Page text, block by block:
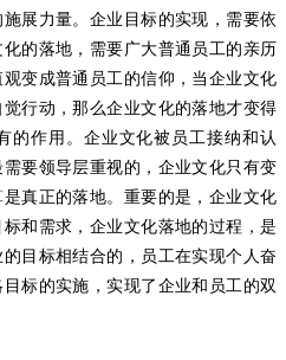
展力量。企业目标的实现，需要依
的落地，需要广大普通员工的亲历
变成普通员工的信仰，当企业文化
行动，那么企业文化的落地才变得
的作用。企业文化被员工接纳和认
要领导层重视的，企业文化只有变
真正的落地。重要的是，企业文化
和需求，企业文化落地的过程，是
目标相结合的，员工在实现个人奋
标的实施，实现了企业和员工的双